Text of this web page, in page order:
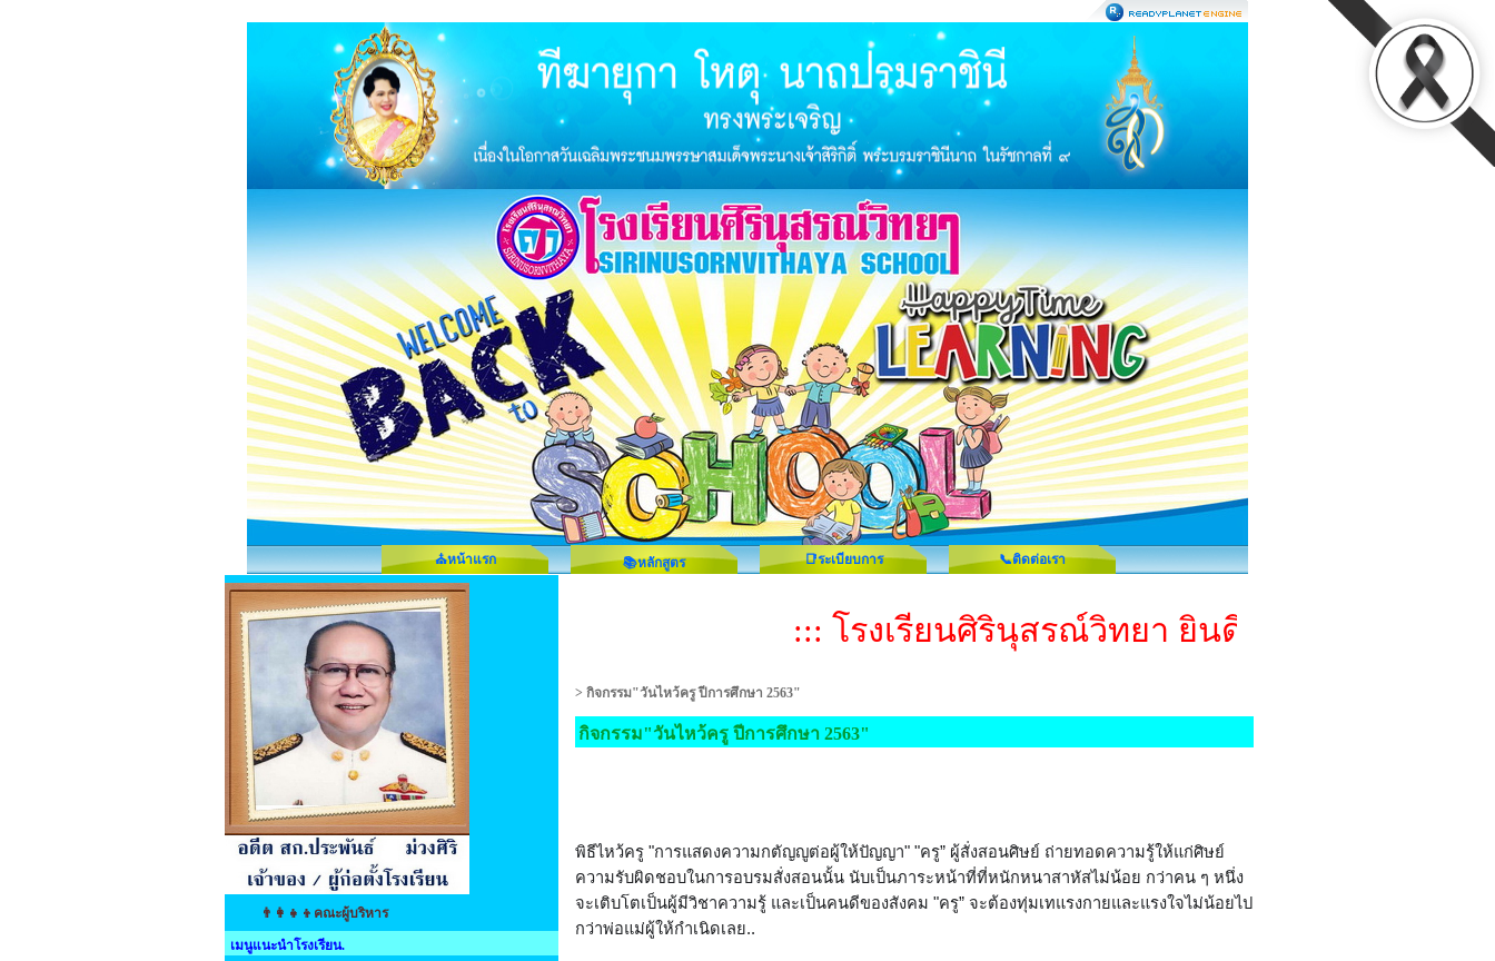
⛪หน้าแรก 📚หลักสูตร 📑ระเบียบการ 📞ติดต่อเรา
👨‍👩‍👧‍👦คณะผู้บริหาร
เมนูแนะนำโรงเรียน.
::: โรงเรียนศิรินุสรณ์วิทยา ยินดีต้อนรับทุกท่านค่ะ
> กิจกรรม"วันไหว้ครู ปีการศึกษา 2563"
กิจกรรม"วันไหว้ครู ปีการศึกษา 2563"
พิธีไหว้ครู "การแสดงความกตัญญูต่อผู้ให้ปัญญา" "ครู” ผู้สั่งสอนศิษย์ ถ่ายทอดความรู้ให้แก่ศิษย์
ความรับผิดชอบในการอบรมสั่งสอนนั้น นับเป็นภาระหน้าที่ที่หนักหนาสาหัสไม่น้อย กว่าคน ๆ หนึ่ง
จะเติบโตเป็นผู้มีวิชาความรู้ และเป็นคนดีของสังคม "ครู” จะต้องทุ่มเทแรงกายและแรงใจไม่น้อยไป
กว่าพ่อแม่ผู้ให้กำเนิดเลย..